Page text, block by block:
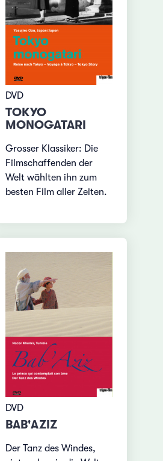
DVD
TOKYO
MONOGATARI
Grosser Klassiker: Die
Filmschaffenden der
Welt wählten ihn zum
besten Film aller Zeiten.
DVD
BAB'AZIZ
Der Tanz des Windes,